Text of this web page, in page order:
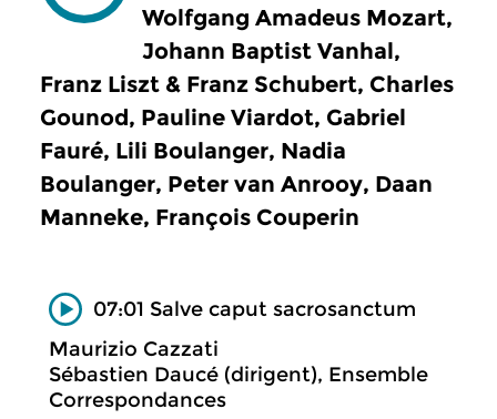
Wolfgang Amadeus Mozart,
Johann Baptist Vanhal,
Franz Liszt & Franz Schubert, Charles
Gounod, Pauline Viardot, Gabriel
Fauré, Lili Boulanger, Nadia
Boulanger, Peter van Anrooy, Daan
Manneke, François Couperin
07:01 Salve caput sacrosanctum
Maurizio Cazzati
Sébastien Daucé (dirigent), Ensemble
Correspondances